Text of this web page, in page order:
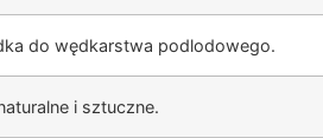
do wędkarstwa podlodowego.
i sztuczne.